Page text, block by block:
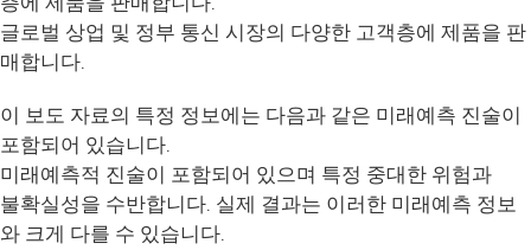
글로벌 상업 및 정부 통신 시장의 다양한 고객층에 제품을 판
매합니다.
이 보도 자료의 특정 정보에는 다음과 같은 미래예측 진술이
포함되어 있습니다.
미래예측적 진술이 포함되어 있으며 특정 중대한 위험과
불확실성을 수반합니다. 실제 결과는 이러한 미래예측 정보
와 크게 다를 수 있습니다.